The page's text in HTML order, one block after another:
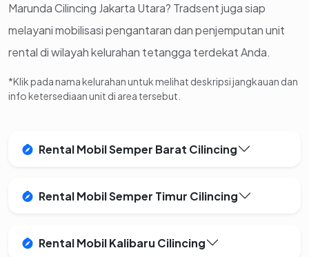
Marunda Cilincing Jakarta Utara? Tradsent juga siap
melayani mobilisasi pengantaran dan penjemputan unit
rental di wilayah kelurahan tetangga terdekat Anda.
*Klik pada nama kelurahan untuk melihat deskripsi jangkauan dan
info ketersediaan unit di area tersebut.
Rental Mobil Semper Barat Cilincing
Rental Mobil Semper Timur Cilincing
Rental Mobil Kalibaru Cilincing